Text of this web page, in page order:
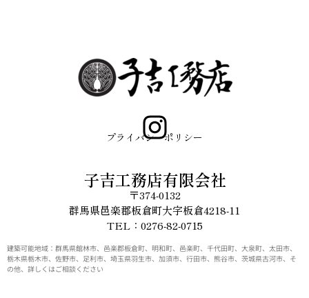
プライバシーポリシー
子吉工務店有限会社
〒374-0132
群馬県邑楽郡板倉町大字板倉4218-11
TEL：0276-82-0715
建築可能地域：群馬県館林市、邑楽郡板倉町、明和町、邑楽町、千代田町、大泉町、太田市、
栃木県栃木市、佐野市、足利市、埼玉県羽生市、加須市、行田市、熊谷市、茨城県古河市、そ
の他、詳しくはご相談ください